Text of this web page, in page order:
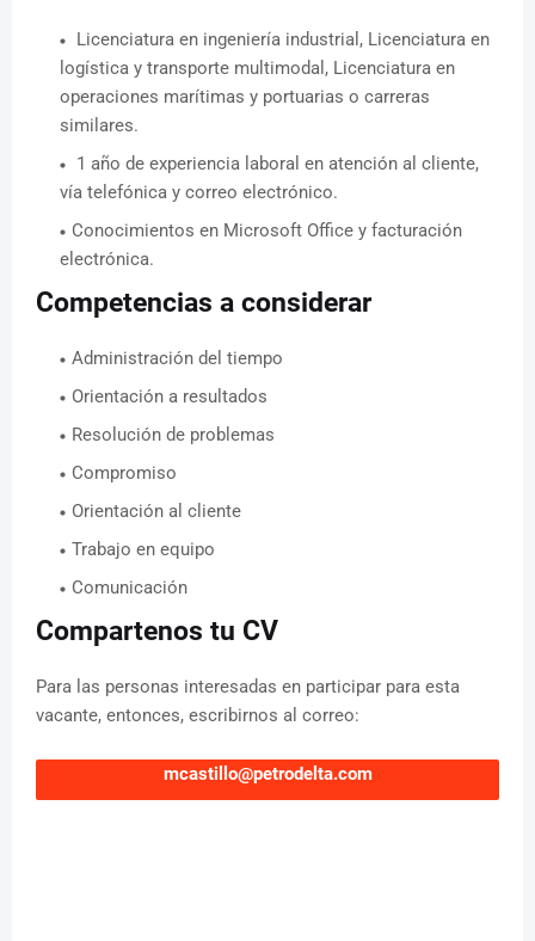
Licenciatura en ingeniería industrial, Licenciatura en
logística y transporte multimodal, Licenciatura en
operaciones marítimas y portuarias o carreras
similares.
1 año de experiencia laboral en atención al cliente,
vía telefónica y correo electrónico.
Conocimientos en Microsoft Office y facturación
electrónica.
Competencias a considerar
Administración del tiempo
Orientación a resultados
Resolución de problemas
Compromiso
Orientación al cliente
Trabajo en equipo
Comunicación
Compartenos tu CV
Para las personas interesadas en participar para esta
vacante, entonces, escribirnos al correo:
mcastillo@petrodelta.com